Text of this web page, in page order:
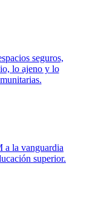
seguros,
lo ajeno y lo
a la vanguardia
superior.